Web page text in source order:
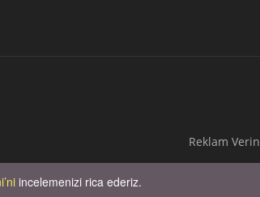
Reklam Verin
incelemenizi rica ederiz.